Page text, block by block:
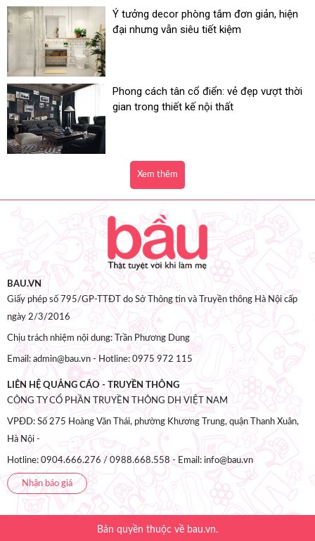
Ý tưởng decor phòng tắm đơn giản, hiện
đại nhưng vẫn siêu tiết kiệm
Phong cách tân cổ điển: vẻ đẹp vượt thời
gian trong thiết kế nội thất
Xem thêm
BAU.VN
Giấy phép số 795/GP-TTĐT do Sở Thông tin và Truyền thông Hà Nội cấp
ngày 2/3/2016
Chịu trách nhiệm nội dung: Trần Phương Dung
Email: admin@bau.vn - Hotline: 0975 972 115
LIÊN HỆ QUẢNG CÁO - TRUYỀN THÔNG
CÔNG TY CỔ PHẦN TRUYỀN THÔNG DH VIỆT NAM
VPĐD: Số 275 Hoàng Văn Thái, phường Khương Trung, quận Thanh Xuân,
Hà Nội -
Hotline: 0904.666.276 / 0988.668.558 - Email: info@bau.vn
Nhận báo giá
Bản quyền thuộc về bau.vn.